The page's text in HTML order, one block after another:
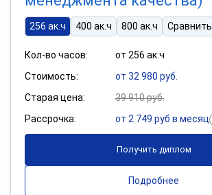
256 ак.ч 400 ак.ч 800 ак.ч Сравнить
Кол-во часов:
от 256 ак.ч
Стоимость:
от 32 980 руб.
Старая цена:
39 910 руб.
Рассрочка:
от 2 749 руб в месяц
Получить диплом
Подробнее